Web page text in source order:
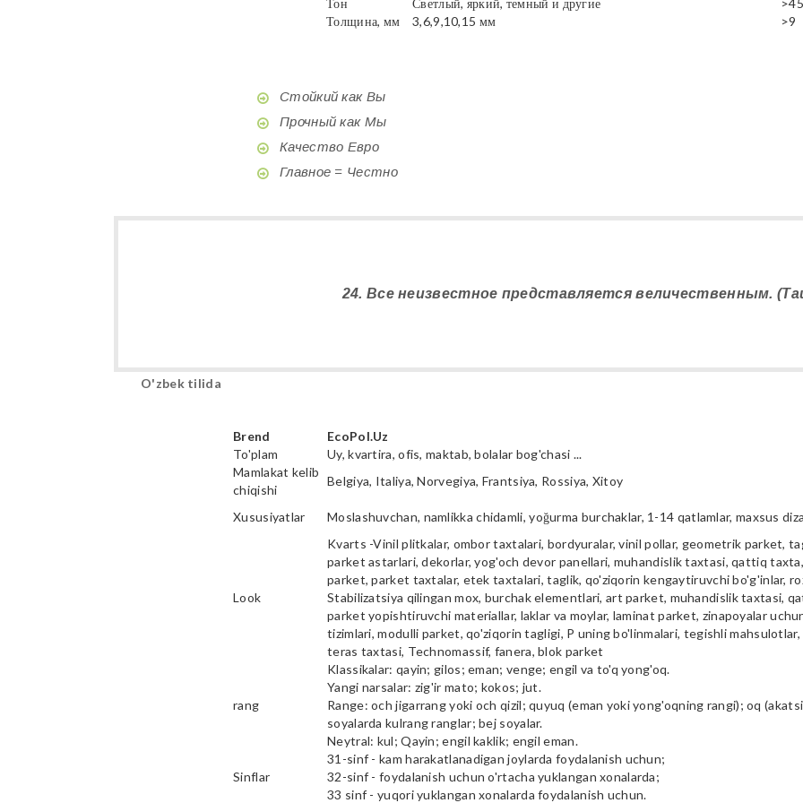
Тон
Светлый, яркий, темный и другие
>45
Толщина, мм
3,6,9,10,15 мм >9
Стойкий как Вы
Прочный как Мы
Качество Евро
Главное = Честно
24. Все неизвестное представляется величественным.
O'zbek tilida
Brend EcoPol.Uz
To'plam
Uy, kvartira, ofis, maktab, bolalar bog'chasi ...
Mamlakat kelib
chiqishi
Belgiya, Italiya, Norvegiya, Frantsiya, Rossiya, Xitoy
Xususiyatlar
Moslashuvchan, namlikka chidamli, yoğurma burchaklar, 1-14 qatlamlar, maxsus
Look
Kvarts -Vinil plitkalar, ombor taxtalari, bordyuralar, vinil pollar, geometrik parket,
parket astarlari, dekorlar, yog'och devor panellari, muhandislik taxtasi, qattiq taxta,
parket, parket taxtalar, etek taxtalari, taglik, qo'ziqorin kengaytiruvchi bo'g'inlar,
Stabilizatsiya qilingan mox, burchak elementlari, art parket, muhandislik taxtasi,
parket yopishtiruvchi materiallar, laklar va moylar, laminat parket, zinapoyalar
tizimlari, modulli parket, qo'ziqorin tagligi, P uning bo'linmalari, tegishli
teras taxtasi, Technomassif, fanera, blok parket
rang
Klassikalar: qayin; gilos; eman; venge; engil va to'q yong'oq.
Yangi narsalar: zig'ir mato; kokos; jut.
Range: och jigarrang yoki och qizil; quyuq (eman yoki yong'oqning rangi); oq
soyalarda kulrang ranglar; bej soyalar.
Neytral: kul; Qayin; engil kaklik; engil eman.
Sinflar
31-sinf - kam harakatlanadigan joylarda foydalanish uchun;
32-sinf - foydalanish uchun o'rtacha yuklangan xonalarda;
33 sinf - yuqori yuklangan xonalarda foydalanish uchun.